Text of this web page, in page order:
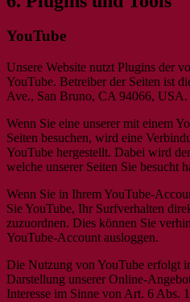
YouTube
Unsere Website nutzt Plugins der
YouTube. Betreiber der Seiten ist
Ave., San Bruno, CA 94066, USA.
Wenn Sie eine unserer mit einem
Seiten besuchen, wird eine
YouTube hergestellt. Dabei wird
welche unserer Seiten Sie besucht
Wenn Sie in Ihrem YouTube-
Sie YouTube, Ihr Surfverhalten
zuzuordnen. Dies können Sie
YouTube-Account ausloggen.
Die Nutzung von YouTube erfolgt
Darstellung unserer Online-
Interesse im Sinne von Art. 6 Abs.